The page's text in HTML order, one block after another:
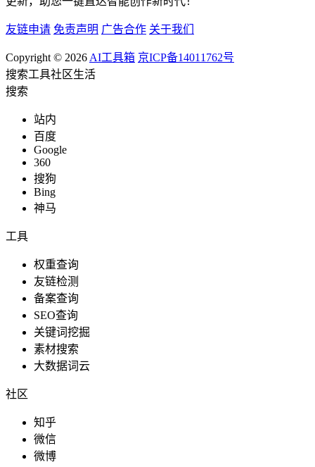
友链申请 免责声明 广告合作 关于我们
Copyright © 2026 AI工具箱 京ICP备14011762号
搜索工具社区生活
搜索
站内
百度
Google
360
搜狗
Bing
神马
工具
权重查询
友链检测
备案查询
SEO查询
关键词挖掘
素材搜索
大数据词云
社区
知乎
微信
微博